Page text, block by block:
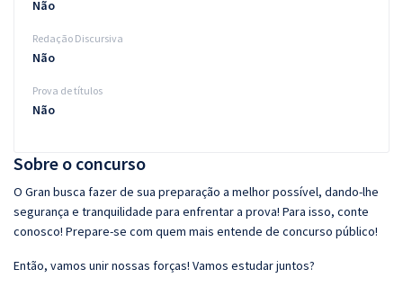
Sobre o concurso
O Gran busca fazer de sua preparação a melhor possível, dando-lhe
segurança e tranquilidade para enfrentar a prova! Para isso, conte
conosco! Prepare-se com quem mais entende de concurso público!
Então, vamos unir nossas forças! Vamos estudar juntos?
Não
Redação Discursiva
Não
Prova de títulos
Não